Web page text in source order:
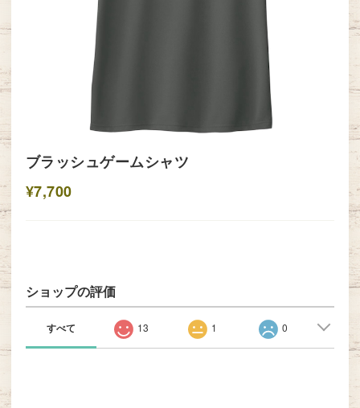
ブラッシュゲームシャツ
¥7,700
ショップの評価
すべて 13 1 0